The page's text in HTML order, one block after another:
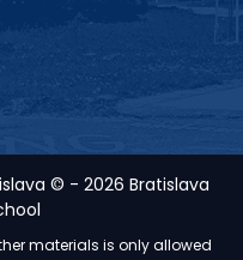
© - 2026 Bratislava
materials is only allowed